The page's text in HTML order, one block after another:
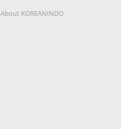
About KOREANINDO